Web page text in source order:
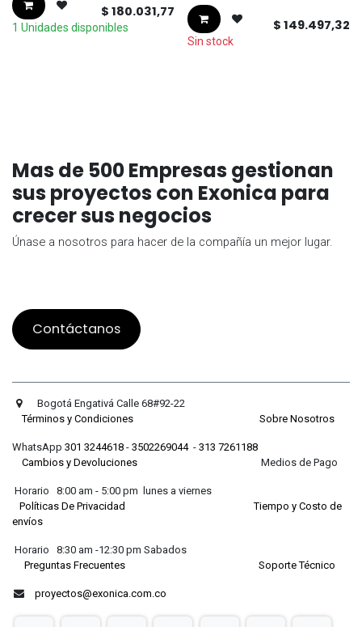
$ 180.031,77
1 Unidades disponibles $ 149.497,32
Sin stock
Mas de 500 Empresas gestionan
sus proyectos con Exonica para
crecer sus negocios
Únase a nosotros para hacer de la compañía un mejor lugar.
Contáctanos
Bogotá Engativá Calle 68#92-22
Términos y Condiciones
Sobre Nosotros
WhatsApp 301 3244618 - 3502269044- 313 7261188
Cambios y Devoluciones Medios de Pago
Horario 8:00 am - 5:00 pm lunes a viernes
Políticas De Privacidad
Tiempo y Costo de
envíos
Horario 8:30 am -12:30 pm Sabados
Preguntas Frecuentes
Soporte Técnico
proyectos@exonica.com.co